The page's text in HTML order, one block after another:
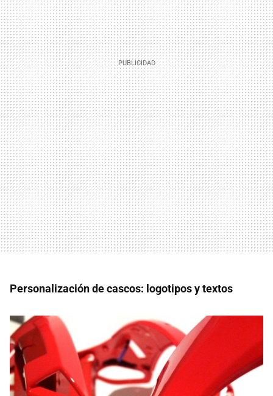
Personalización de cascos: logotipos y textos